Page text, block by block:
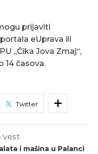
prijaviti
eUprava ili
„Čika Jova Zmaj“,
14 časova.
Twitter
vest
i mašina u Palanci